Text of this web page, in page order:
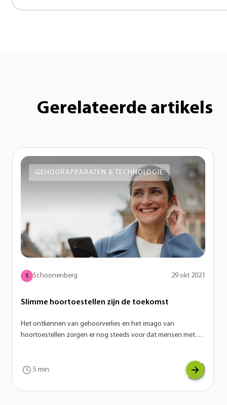
Gerelateerde artikels
GEHOORAPPARATEN & TECHNOLOGIE
S Schoonenberg 29 okt 2021
Slimme hoortoestellen zijn de toekomst
Het ontkennen van gehoorverlies en het imago van
hoortoestellen zorgen er nog steeds voor dat mensen met
razendsnel gaan. Niet langer zijn de hoortoestellen groot en
opvallend, maar juist klein en bijna onzichtbaar. Een andere
opvallende trend is dat hoortoestellen ook steeds meer
5 min.